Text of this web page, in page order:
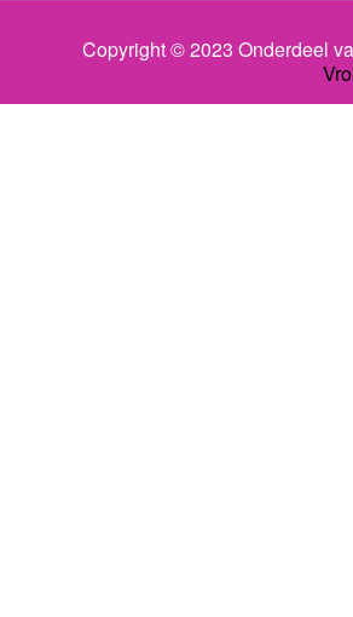
Copyright © 2023 Onderdeel